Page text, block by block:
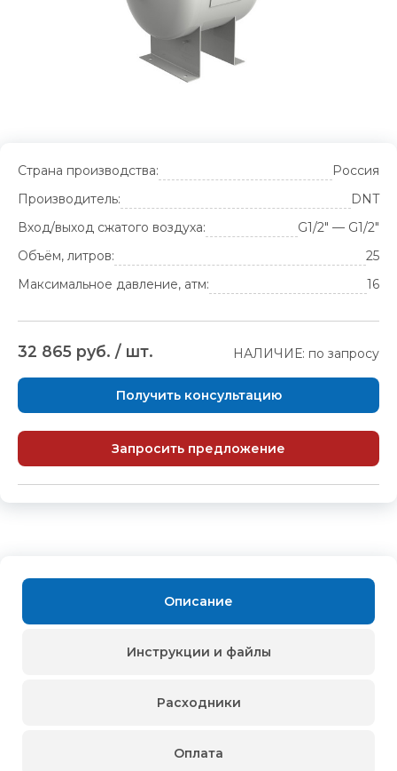
Страна производства:
Россия
Производитель:
DNT
Вход/выход сжатого воздуха:
G1/2" — G1/2"
Объём, литров:
25
Максимальное давление, атм:
16
32 865 руб. / шт. НАЛИЧИЕ: по запросу
Получить консультацию
Запросить предложение
Описание
Инструкции и файлы
Расходники
Оплата